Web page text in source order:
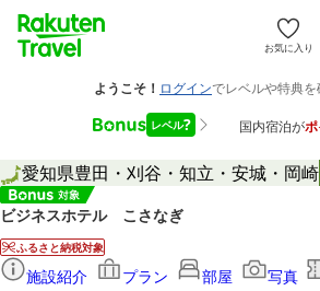
お気に入り
愛知県豊田・刈谷・知立・安城・岡崎
ビジネスホテル こさなぎ
ふるさと納税対象
施設紹介 プラン 部屋 写真